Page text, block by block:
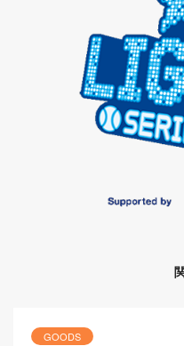
GOODS